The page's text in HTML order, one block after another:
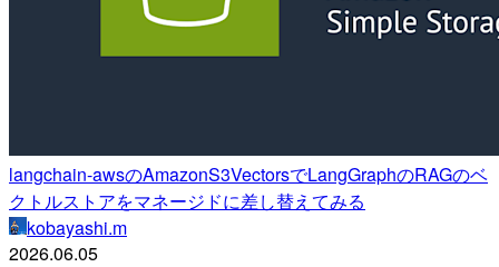
langchain-awsのAmazonS3VectorsでLangGraphのRAGのベ
クトルストアをマネージドに差し替えてみる
kobayashi.m
2026.06.05